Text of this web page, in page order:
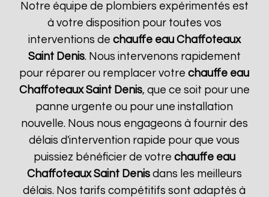
Notre équipe de plombiers expérimentés est
à votre disposition pour toutes vos
interventions de chauffe eau Chaffoteaux
Saint Denis. Nous intervenons rapidement
pour réparer ou remplacer votrechauffe eau
Chaffoteaux Saint Denis, que ce soit pour une
panne urgente ou pour une installation
nouvelle. Nous nous engageons à fournir des
délais d'intervention rapide pour que vous
puissiez bénéficier de votre chauffe eau
Chaffoteaux Saint Denisdans les meilleurs
délais. Nos tarifs compétitifs sont adaptés à